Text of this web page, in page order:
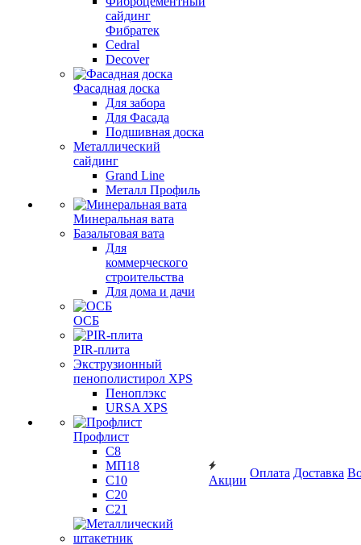
сайдинг
Фибратек
Cedral
Decover
Фасадная доска
Для забора
Для Фасада
Подшивная доска
Металлический
сайдинг
Grand Line
Металл Профиль
Минеральная вата
Базальтовая вата
Для
коммерческого
строительства
Для дома и дачи
ОСБ
PIR-плита
Экструзионный
пенополистирол XPS
Пеноплэкс
URSA XPS
Профлист
С8
МП18
С10
С20
С21
Акции
Оплата Доставка